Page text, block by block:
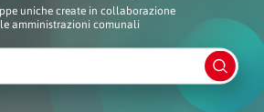
uniche create in collaborazione
amministrazioni comunali